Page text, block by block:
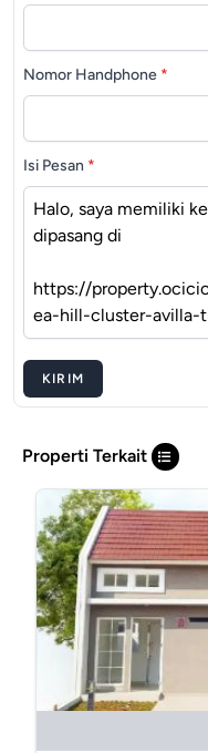
Nomor Handphone *
Isi Pesan *
KIRIM
Properti Terkait